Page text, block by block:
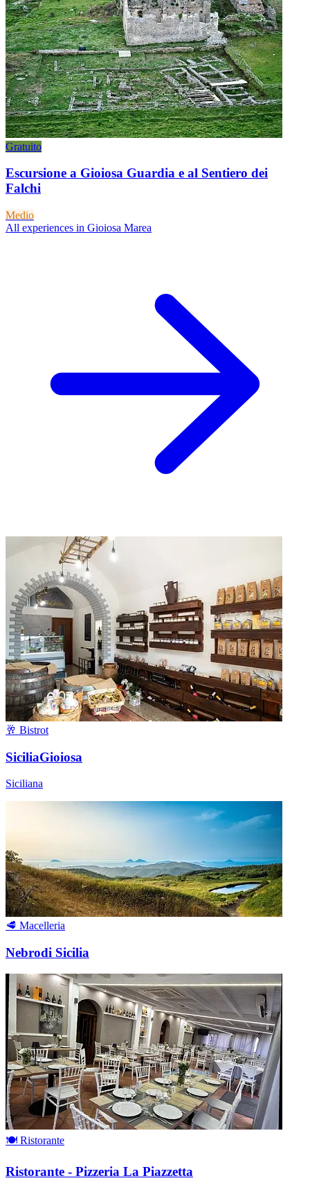
Gratuito
Escursione a Gioiosa Guardia e al Sentiero dei
Falchi
Medio
All experiences in Gioiosa Marea
🥂 Bistrot
SiciliaGioiosa
Siciliana
🥩 Macelleria
Nebrodi Sicilia
🍽 Ristorante
Ristorante - Pizzeria La Piazzetta